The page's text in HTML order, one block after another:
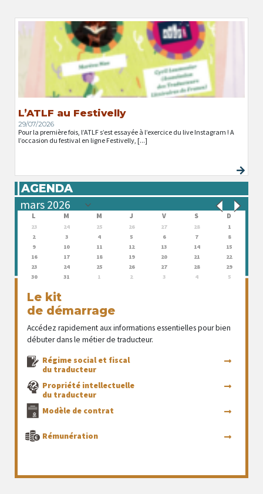
L’ATLF au Festivelly
29/07/2026
Pour la première fois, l’ATLF s’est essayée à l’exercice du live Instagram ! A
l’occasion du festival en ligne Festivelly, [...]
AGENDA
L M M J V S D
23 24 25 26 27 28
1
2
3 4 5 6 7
8
9
10 11 12 13 14
15
16
17 18 19 20 21
22
23
24 25 26 27 28
29
30
31 1 2 3 4 5
Le kit
de démarrage
Accédez rapidement aux informations essentielles pour bien
débuter dans le métier de traducteur.
Régime social et fiscal
du traducteur
Propriété intellectuelle
du traducteur
Modèle de contrat
Rémunération